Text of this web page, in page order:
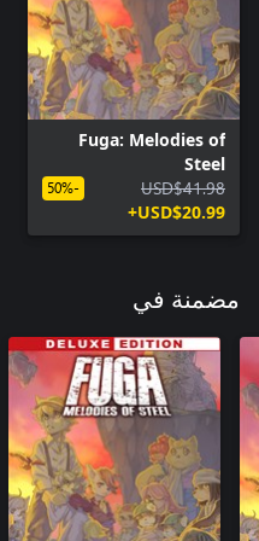
Fuga: Melodies of
Steel
USD$41.98
USD$20.99+
-50%
مضمنة في